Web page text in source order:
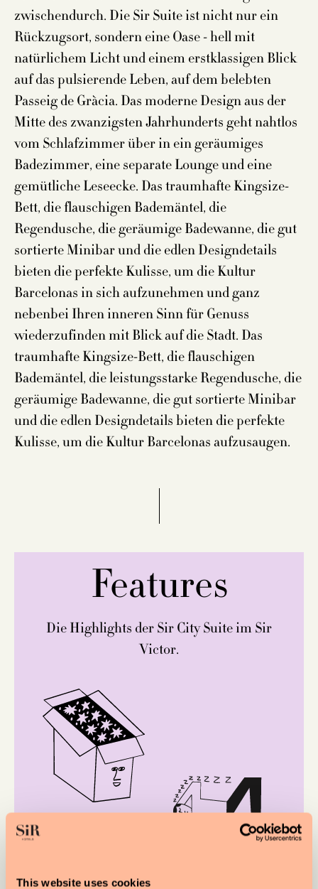
This website uses cookies
zwischendurch. Die Sir Suite ist nicht nur ein
Rückzugsort, sondern eine Oase - hell mit
natürlichem Licht und einem erstklassigen Blick
auf das pulsierende Leben, auf dem belebten
Passeig de Gràcia. Das moderne Design aus der
Mitte des zwanzigsten Jahrhunderts geht nahtlos
vom Schlafzimmer über in ein geräumiges
Badezimmer, eine separate Lounge und eine
gemütliche Leseecke. Das traumhafte Kingsize-
Bett, die flauschigen Bademäntel, die
Regendusche, die geräumige Badewanne, die gut
sortierte Minibar und die edlen Designdetails
bieten die perfekte Kulisse, um die Kultur
Barcelonas in sich aufzunehmen und ganz
nebenbei Ihren inneren Sinn für Genuss
wiederzufinden mit Blick auf die Stadt. Das
traumhafte Kingsize-Bett, die flauschigen
Bademäntel, die leistungsstarke Regendusche, die
geräumige Badewanne, die gut sortierte Minibar
und die edlen Designdetails bieten die perfekte
Kulisse, um die Kultur Barcelonas aufzusaugen.
Features
Die Highlights der Sir City Suite im Sir
Victor.